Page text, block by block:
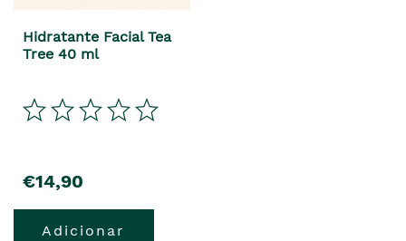
Hidratante Facial Tea
Tree 40 ml
precio
€14,90
Adicionar